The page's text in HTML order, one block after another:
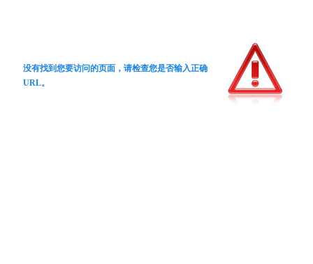
没有找到您要访问的页面，请检查您是否输入正确
URL。